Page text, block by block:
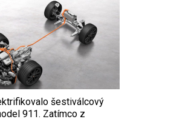
šestiválcový
911. Zatímco z